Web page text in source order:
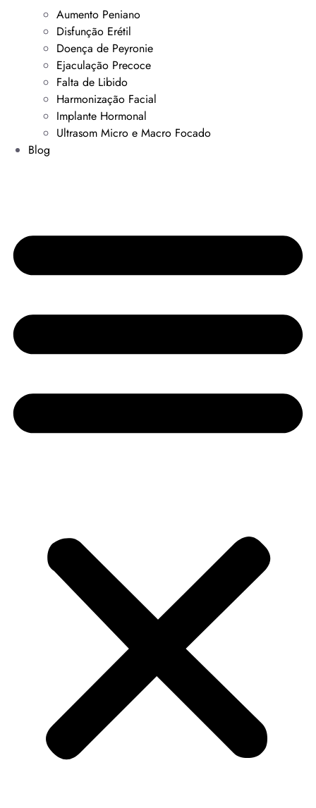
Aumento Peniano
Disfunção Erétil
Doença de Peyronie
Ejaculação Precoce
Falta de Libido
Harmonização Facial
Implante Hormonal
Ultrasom Micro e Macro Focado
Blog